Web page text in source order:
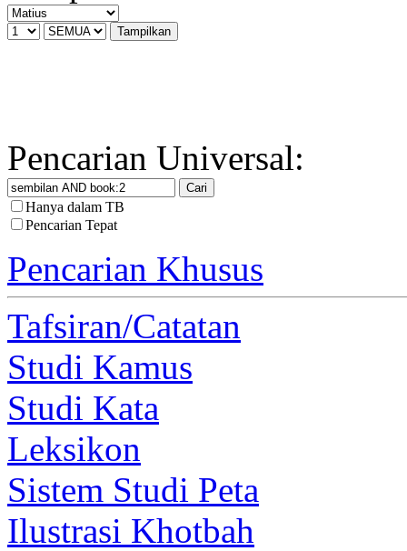
Pencarian Universal:
Hanya dalam TB
Pencarian Tepat
Pencarian Khusus
Tafsiran/Catatan
Studi Kamus
Studi Kata
Leksikon
Sistem Studi Peta
Ilustrasi Khotbah